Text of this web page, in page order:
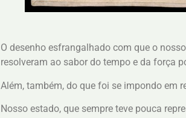
O desenho esfrangalhado com que o nosso
resolveram ao sabor do tempo e da força
Além, também, do que foi se impondo em
Nosso estado, que sempre teve pouca